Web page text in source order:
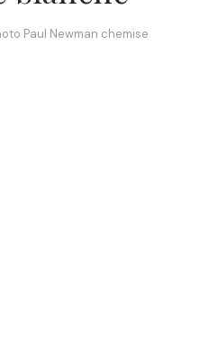
Paul Newman chemise